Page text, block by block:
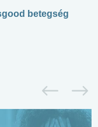
betegség